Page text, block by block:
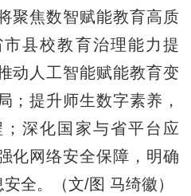
焦数智赋能教育高质
县校教育治理能力提
动人工智能赋能教育变
；提升师生数字素养，
深化国家与省平台应
化网络安全保障，明确
全。（文/图 马绮徽）